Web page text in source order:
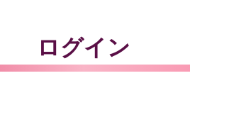
ログイン